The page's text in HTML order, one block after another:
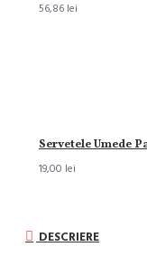
56,86 lei
Servetele Umede
19,00 lei
DESCRIERE